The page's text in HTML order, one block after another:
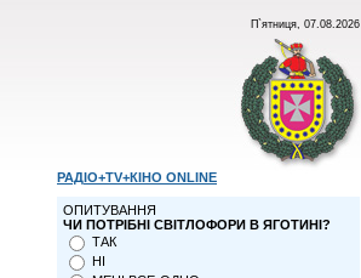
П`ятниця, 07.08.2026
РАДІО+TV+КІНО ONLINE
ОПИТУВАННЯ
ЧИ ПОТРІБНІ СВІТЛОФОРИ В ЯГОТИНІ?
ТАК
НІ